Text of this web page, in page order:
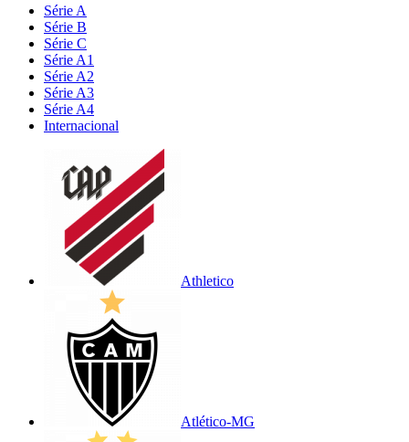
Série A
Série B
Série C
Série A1
Série A2
Série A3
Série A4
Internacional
Athletico
Atlético-MG